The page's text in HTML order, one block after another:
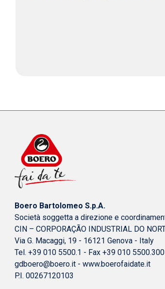
Boero Bartolomeo S.p.A.
Società soggetta a direzione e
CIN – CORPORAÇÃO INDUSTRIAL DO
Via G. Macaggi, 19 - 16121 Genova - Italy
Tel. +39 010 5500.1 - Fax +39 010 5500.300
gdboero@boero.it - www.boerofaidate.it
P.I. 00267120103